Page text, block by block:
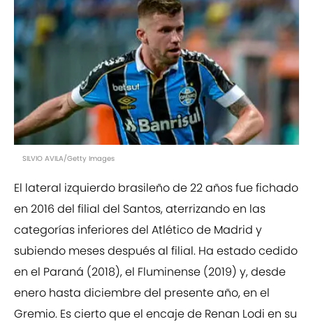
SILVIO AVILA/Getty Images
El lateral izquierdo brasileño de 22 años fue fichado
en 2016 del filial del Santos, aterrizando en las
categorías inferiores del Atlético de Madrid y
subiendo meses después al filial. Ha estado cedido
en el Paraná (2018), el Fluminense (2019) y, desde
enero hasta diciembre del presente año, en el
Gremio. Es cierto que el encaje de Renan Lodi en su